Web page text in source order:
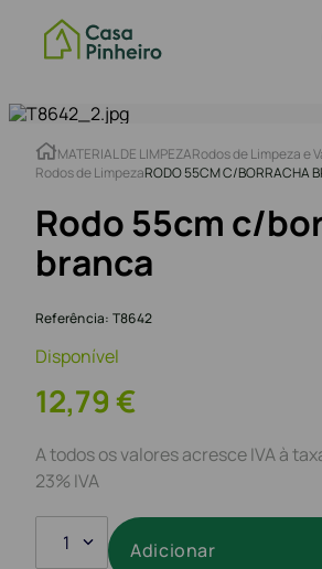
MATERIAL DE LIMPEZARodos de Limpeza e
Rodos de LimpezaRODO 55CM C/BORRACHA
Rodo 55cm c/
branca
Referência: T8642
Disponível
12,79€
A todos os valores acresce IVA à
23% IVA
1 Adicionar